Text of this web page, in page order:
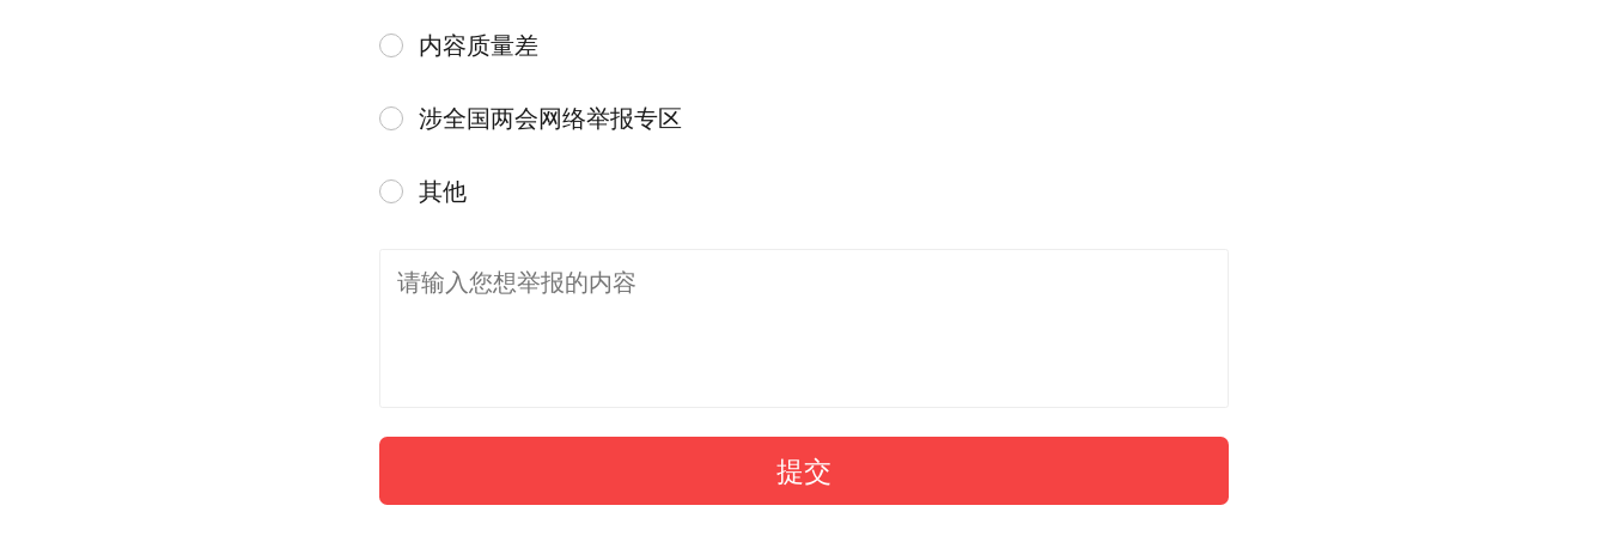
内容质量差
涉全国两会网络举报专区
其他
提交